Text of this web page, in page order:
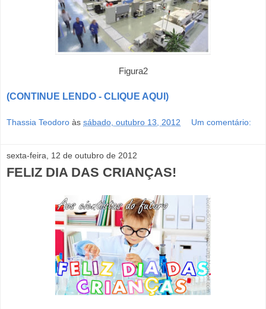
Figura2
(CONTINUE LENDO - CLIQUE AQUI)
Thassia Teodoro às sábado, outubro 13, 2012 Um comentário:
sexta-feira, 12 de outubro de 2012
FELIZ DIA DAS CRIANÇAS!